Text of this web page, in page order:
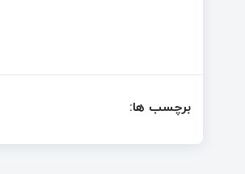
برچسب ها: